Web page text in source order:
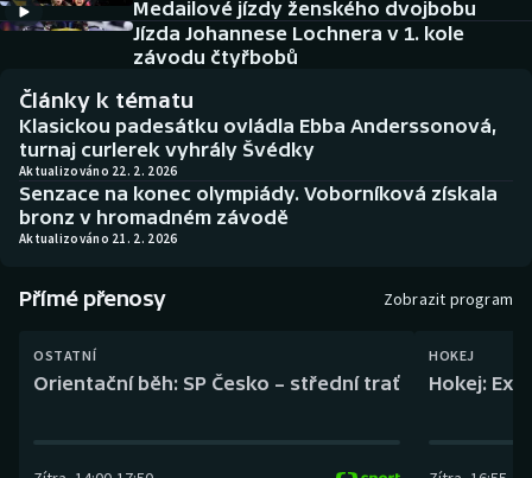
Baseball a softbal
Biatlon
Boby a skeleton
Curling
Dostihy
Soutěže
Aplikace ČT sport
AZ kvíz
Medailové jízdy ženského dvojbobu
Jízda Johannese Lochnera v 1. kole
závodu čtyřbobů
Články k tématu
Klasickou padesátku ovládla Ebba Anderssonová,
turnaj curlerek vyhrály Švédky
Aktualizováno 22. 2. 2026
Senzace na konec olympiády. Voborníková získala
bronz v hromadném závodě
Aktualizováno 21. 2. 2026
Přímé přenosy Zobrazit program
OSTATNÍ
Orientační běh: SP Česko – střední trať
HOKEJ
Hokej: